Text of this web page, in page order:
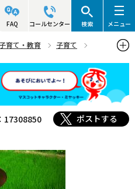
FAQ コールセンター 検索 メニュー
子育て・教育
子育て
ッズパーク
17308850 ポストする